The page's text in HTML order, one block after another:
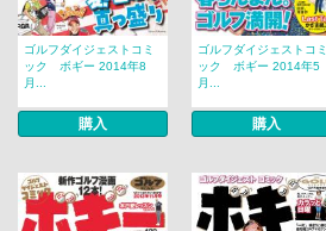
ゴルフダイジェストコミ
ック ボギー 2014年8
月...
購入
ゴルフダイジェストコミ
ック ボギー 2014年5
月...
購入